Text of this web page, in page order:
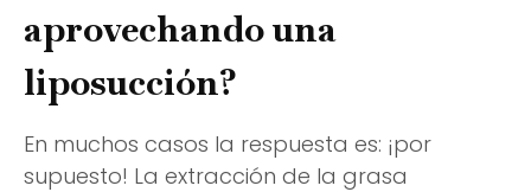
aprovechando una
liposucción?
En muchos casos la respuesta es: ¡por
supuesto! La extracción de la grasa